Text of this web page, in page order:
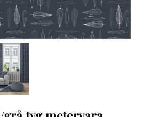
1/2